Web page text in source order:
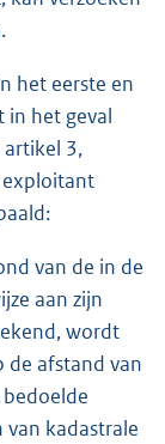
het eerste en
het geval
artikel 3,
exploitant
van de in de
aan zijn
wordt
de afstand van
kadastrale